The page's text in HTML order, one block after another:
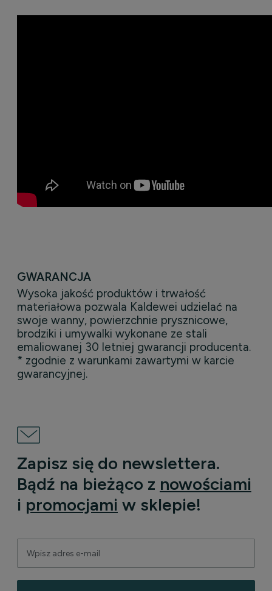
GWARANCJA
Wysoka jakość produktów i trwałość
materiałowa pozwala Kaldewei udzielać na
swoje wanny, powierzchnie prysznicowe,
brodziki i umywalki wykonane ze stali
emaliowanej 30 letniej gwarancji producenta.
* zgodnie z warunkami zawartymi w karcie
gwarancyjnej.
Zapisz się do newslettera.
Bądź na bieżąco z nowościami
i promocjami w sklepie!